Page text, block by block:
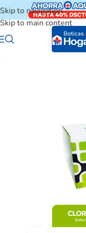
Skip to navigation
Skip to main content